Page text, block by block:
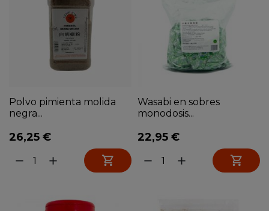
Polvo pimienta molida
negra...
26,25 €
remove add 
Wasabi en sobres
monodosis...
22,95 €
remove add 